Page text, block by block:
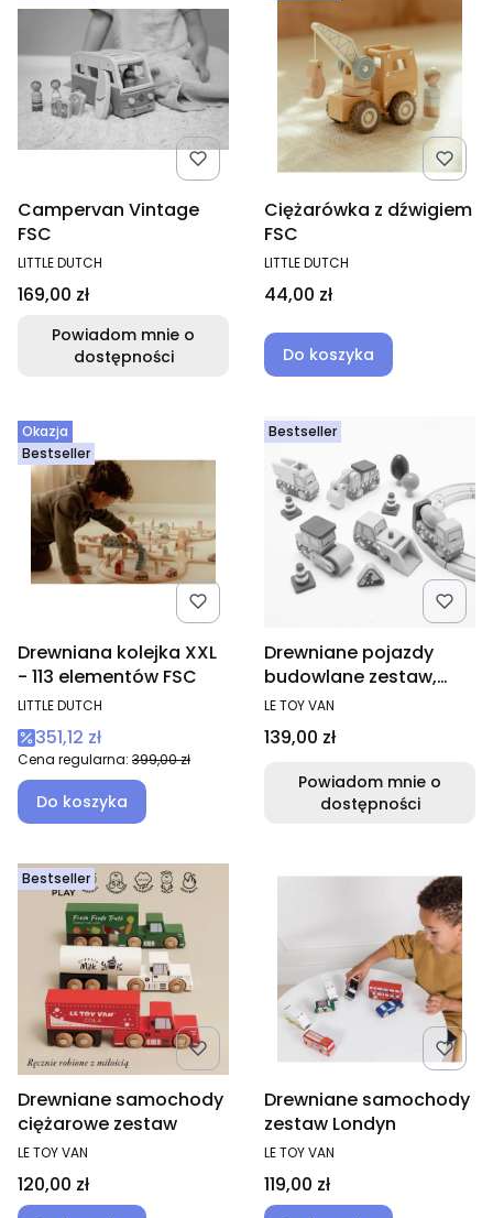
Campervan Vintage
FSC
PRODUCENT
LITTLE DUTCH
Cena
169,00 zł
Powiadom mnie o
dostępności
Ciężarówka z dźwigiem
FSC
PRODUCENT
LITTLE DUTCH
Cena
44,00 zł
Do koszyka
Okazja
Bestseller
Drewniana kolejka XXL
- 113 elementów FSC
PRODUCENT
LITTLE DUTCH
Cena promocyjna
351,12 zł
Cena regularna: 399,00 zł
Do koszyka
Bestseller
Drewniane pojazdy
budowlane zestaw,
zabawka samochody
dla dzieci
PRODUCENT
LE TOY VAN
Cena
139,00 zł
Powiadom mnie o
dostępności
Bestseller
Drewniane samochody
ciężarowe zestaw
PRODUCENT
LE TOY VAN
Cena
120,00 zł
Drewniane samochody
zestaw Londyn
PRODUCENT
LE TOY VAN
Cena
119,00 zł